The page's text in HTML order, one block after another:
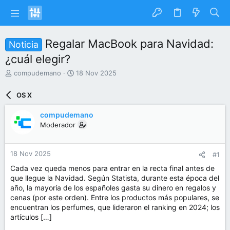
Noticia
Regalar MacBook para Navidad:
¿cuál elegir?
I
a
r
d
e
t
e
m
a
compudemano
F
d
e
n
i
o
18 Nov 2025
OS X
compudemano
Moderador
18 Nov 2025 #1
Cada vez queda menos para entrar en la recta final antes de
que llegue la Navidad. Según Statista, durante esta época del
año, la mayoría de los españoles gasta su dinero en regalos y
cenas (por este orden). Entre los productos más populares, se
encuentran los perfumes, que lideraron el ranking en 2024; los
artículos […]